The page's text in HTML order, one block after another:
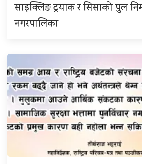
साइक्लिङ ट्रयाक र सिसाको पुल
नगरपालिका